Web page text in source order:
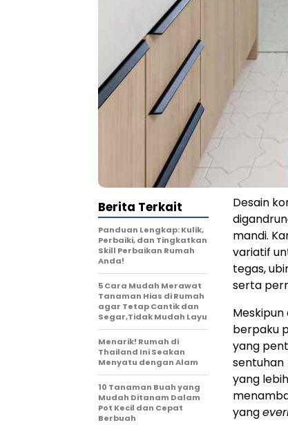
Desain
mandi.
variatif
tegas,
serta
berpaku
yang
sentuhan
yang
yang
Berita Terkait
Panduan Lengkap: Kulik,
Perbaiki, dan Tingkatkan
Skill Perbaikan Rumah
Anda!
5 Cara Mudah Merawat
Tanaman Hias di Rumah
agar Tetap Cantik dan
Segar,Tidak Mudah Layu
Menarik! Rumah di
Thailand Ini Seakan
Menyatu dengan Alam
10 Tanaman Buah yang
Mudah Ditanam Dalam
Pot Kecil dan Cepat
Berbuah